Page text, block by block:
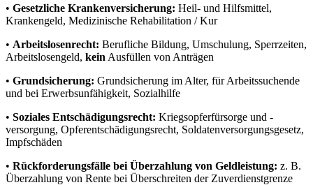
• Gesetzliche Krankenversicherung: Heil- und Hilfsmittel,
Krankengeld, Medizinische Rehabilitation / Kur
• Arbeitslosenrecht: Berufliche Bildung, Umschulung, Sperrzeiten,
Arbeitslosengeld, kein Ausfüllen von Anträgen
• Grundsicherung: Grundsicherung im Alter, für Arbeitssuchende
und bei Erwerbsunfähigkeit, Sozialhilfe
• Soziales Entschädigungsrecht: Kriegsopferfürsorge und -
versorgung, Opferentschädigungsrecht, Soldatenversorgungsgesetz,
Impfschäden
• Rückforderungsfälle bei Überzahlung von Geldleistung: z. B.
Überzahlung von Rente bei Überschreiten der Zuverdienstgrenze